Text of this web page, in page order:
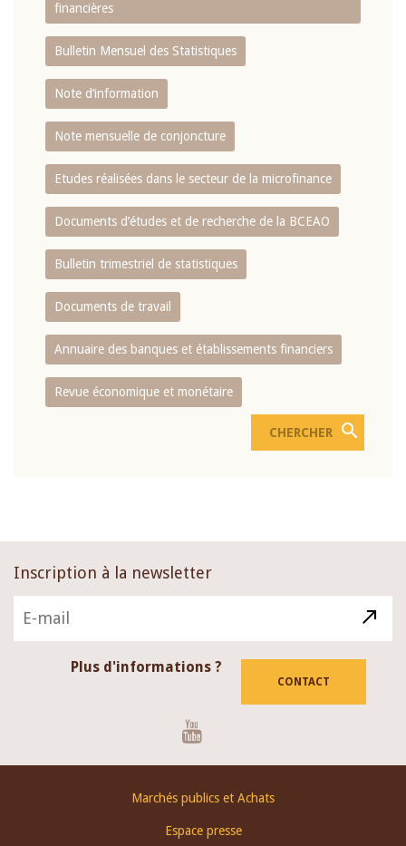
financières
Bulletin Mensuel des Statistiques
Note d’information
Note mensuelle de conjoncture
Etudes réalisées dans le secteur de la microfinance
Documents d’études et de recherche de la BCEAO
Bulletin trimestriel de statistiques
Documents de travail
Annuaire des banques et établissements financiers
Revue économique et monétaire
Inscription à la newsletter
Plus d'informations ?
CONTACT
Marchés publics et Achats
Espace presse